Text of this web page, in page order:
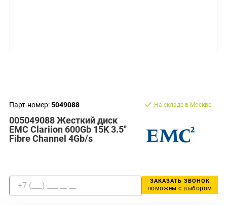
Парт-номер:5049088
005049088 Жесткий диск
EMC Clariion 600Gb 15K 3.5''
Fibre Channel 4Gb/s
На складе в Москве
ЗАКАЗАТЬ ЗВОНОК
поможем с выбором